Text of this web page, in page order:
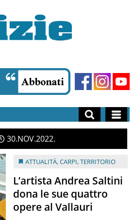
30 NOV2022
ATTUALITÀ,CARPI,TERRITORIO
L’artista Andrea Saltini
dona le sue quattro
opere al Vallauri